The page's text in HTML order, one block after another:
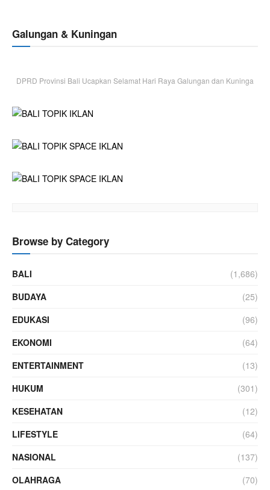
Galungan & Kuningan
DPRD Provinsi Bali Ucapkan Selamat Hari Raya Galungan dan Kuninga
Browse by Category
BALI
(1,686)
BUDAYA
(25)
EDUKASI
(96)
EKONOMI
(64)
ENTERTAINMENT
(13)
HUKUM
(301)
KESEHATAN
(12)
LIFESTYLE
(64)
NASIONAL
(137)
OLAHRAGA
(70)